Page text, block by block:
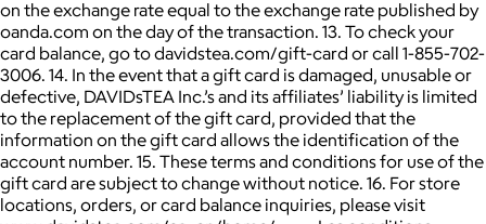
on the exchange rate equal to the exchange rate published by
oanda.com on the day of the transaction. 13. To check your
card balance, go to davidstea.com/gift-card or call 1-855-702-
3006. 14. In the event that a gift card is damaged, unusable or
defective, DAVIDsTEA Inc.’s and its affiliates’ liability is limited
to the replacement of the gift card, provided that the
information on the gift card allows the identification of the
account number. 15. These terms and conditions for use of the
gift card are subject to change without notice. 16. For store
locations, orders, or card balance inquiries, please visit